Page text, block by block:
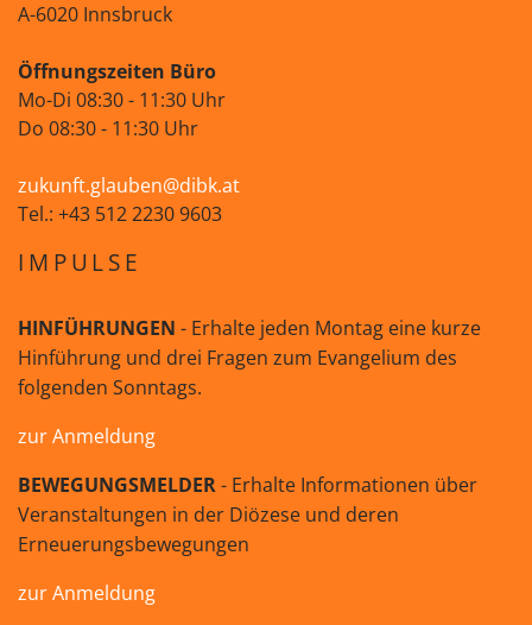
A-6020 Innsbruck
Öffnungszeiten Büro
Mo-Di 08:30 - 11:30 Uhr
Do 08:30 - 11:30 Uhr
zukunft.glauben@dibk.at
Tel.: +43 512 2230 9603
IMPULSE
HINFÜHRUNGEN - Erhalte jeden Montag eine kurze
Hinführung und drei Fragen zum Evangelium des
folgenden Sonntags.
zur Anmeldung
BEWEGUNGSMELDER- Erhalte Informationen über
Veranstaltungen in der Diözese und deren
Erneuerungsbewegungen
zur Anmeldung